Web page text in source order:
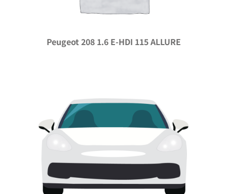
Peugeot 208 1.6 E-HDI 115 ALLURE